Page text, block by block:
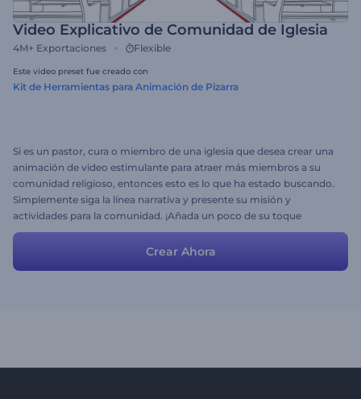
Video Explicativo de Comunidad de Iglesia
4M+ Exportaciones Flexible
Este video preset fue creado con
Kit de Herramientas para Animación de Pizarra
Si es un pastor, cura o miembro de una iglesia que desea crear una
animación de video estimulante para atraer más miembros a su
comunidad religioso, entonces esto es lo que ha estado buscando.
Simplemente siga la línea narrativa y presente su misión y
actividades para la comunidad. ¡Añada un poco de su toque
creativo y la historia estará lista!
Crear Ahora